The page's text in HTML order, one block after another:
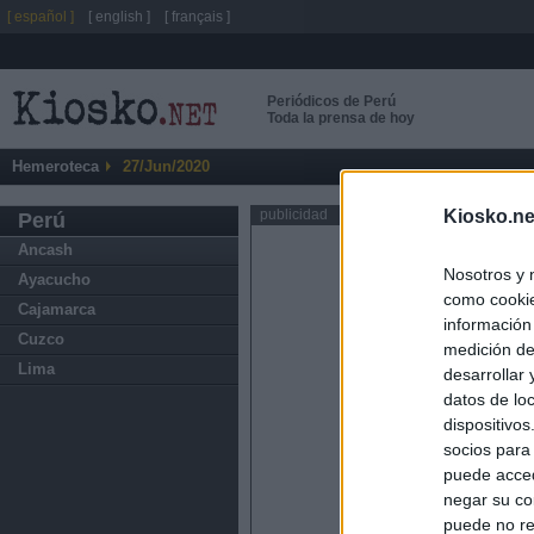
Nosotros y
como
medición
desarrollar
datos de
socios
puede
negar su
puede no
Periódicos de Perú
Toda la prensa de hoy
Hemeroteca 27/Jun/2020
Perú
Ancash
Ayacucho
Cajamarca
Cuzco
Lima
publicidad
[ español ] [ english ] [ français ]